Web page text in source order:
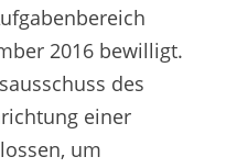
2016 bewilligt.
des
einer
um